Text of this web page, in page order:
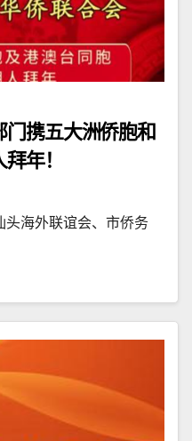
携五大洲侨胞和
年！
头海外联谊会、市侨务